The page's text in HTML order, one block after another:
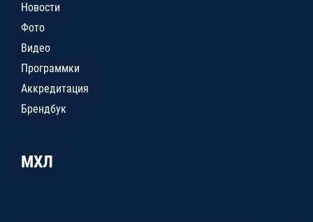
Новости
Фото
Видео
Программки
Аккредитация
Брендбук
МХЛ